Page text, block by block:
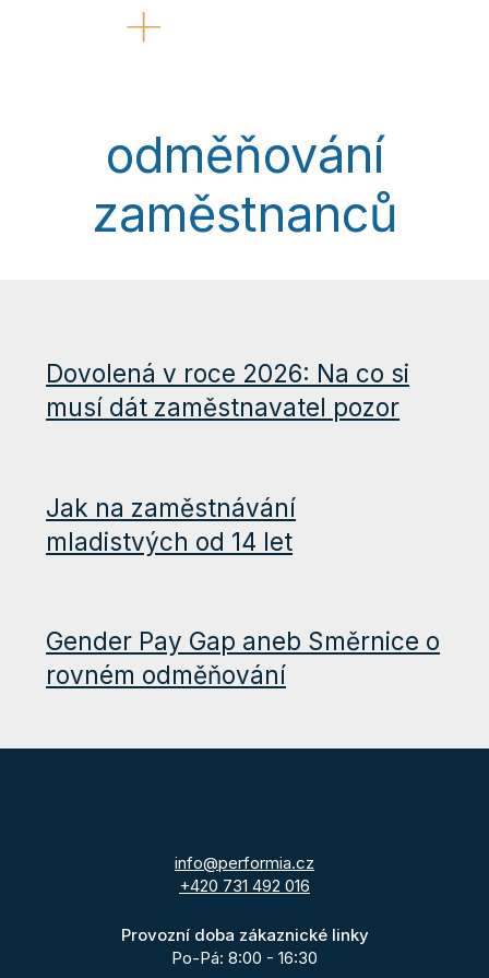
odměňování
zaměstnanců
Dovolená v roce 2026: Na co si
musí dát zaměstnavatel pozor
Jak na zaměstnávání
mladistvých od 14 let
Gender Pay Gap aneb Směrnice o
rovném odměňování
info@performia.cz
+420 731 492 016
Provozní doba zákaznické linky
Po-Pá: 8:00 - 16:30